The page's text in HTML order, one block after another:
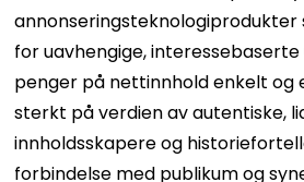
annonseringsteknologiprodukter
for uavhengige,
penger på nettinnhold enkelt og
sterkt på verdien av autentiske,
innholdsskapere og
forbindelse med publikum og